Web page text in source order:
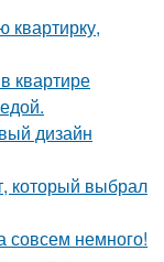
квартирку,
квартире
дизайн
который выбрал
совсем немного!